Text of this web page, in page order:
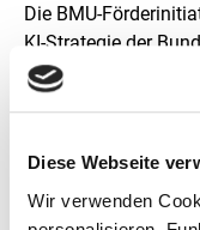
Diese Webseite
Wir verwenden
Die BMU-
KI-Strategie der
Deutschland und
KI-Technologien zu
Entwicklung und
Künstliche